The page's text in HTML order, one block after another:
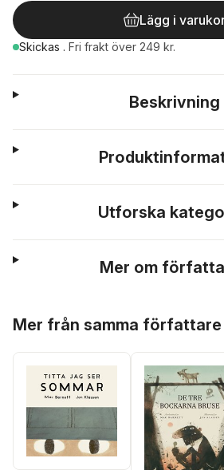
Lägg i
Skickas . Fri frakt över 249 kr.
Beskrivning
Utforska
Mer om
Mer från samma författare